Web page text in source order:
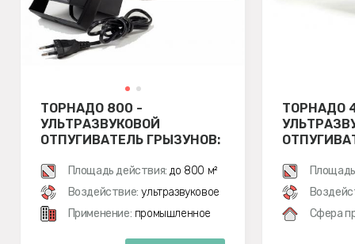
ТОРНАДО 800 -
УЛЬТРАЗВУКОВОЙ
ОТПУГИВАТЕЛЬ ГРЫЗУНОВ:
Площадь действия: до 800 м²
Воздействие: ультразвуковое
Применение: промышленное
ТОРНАДО
Сфера